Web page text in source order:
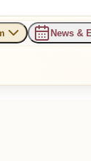
News &